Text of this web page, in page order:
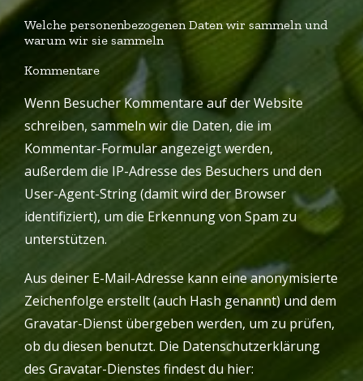
Welche personenbezogenen Daten wir sammeln und
warum wir sie sammeln
Kommentare
Wenn Besucher Kommentare auf der Website
schreiben, sammeln wir die Daten, die im
Kommentar-Formular angezeigt werden,
außerdem die IP-Adresse des Besuchers und den
User-Agent-String (damit wird der Browser
identifiziert), um die Erkennung von Spam zu
unterstützen.
Aus deiner E-Mail-Adresse kann eine anonymisierte
Zeichenfolge erstellt (auch Hash genannt) und dem
Gravatar-Dienst übergeben werden, um zu prüfen,
ob du diesen benutzt. Die Datenschutzerklärung
des Gravatar-Dienstes findest du hier: